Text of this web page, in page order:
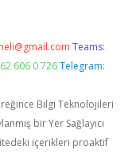
Teams:
606 0 726 Telegram:
Bilgi Teknolojileri
bir Yer Sağlayıcı
içerikleri proaktif